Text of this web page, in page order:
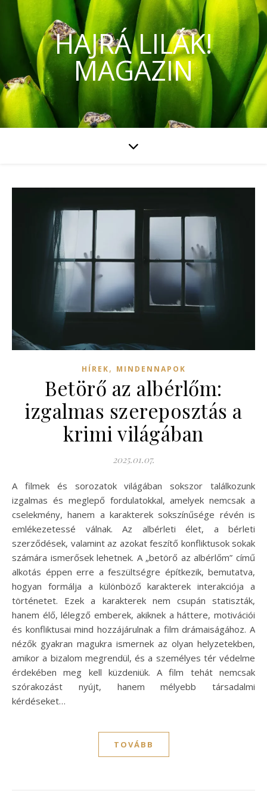
HAJRÁ LILÁK!
MAGAZIN
HÍREK, MINDENNAPOK
Betörő az albérlőm:
izgalmas szereposztás a
krimi világában
2025.01.07.
A filmek és sorozatok világában sokszor találkozunk
izgalmas és meglepő fordulatokkal, amelyek nemcsak a
cselekmény, hanem a karakterek sokszínűsége révén is
emlékezetessé válnak. Az albérleti élet, a bérleti
szerződések, valamint az azokat feszítő konfliktusok sokak
számára ismerősek lehetnek. A „betörő az albérlőm” című
alkotás éppen erre a feszültségre építkezik, bemutatva,
hogyan formálja a különböző karakterek interakciója a
történetet. Ezek a karakterek nem csupán statiszták,
hanem élő, lélegző emberek, akiknek a háttere, motivációi
és konfliktusai mind hozzájárulnak a film drámaiságához. A
nézők gyakran magukra ismernek az olyan helyzetekben,
amikor a bizalom megrendül, és a személyes tér védelme
érdekében meg kell küzdeniük. A film tehát nemcsak
szórakozást nyújt, hanem mélyebb társadalmi
kérdéseket…
TOVÁBB